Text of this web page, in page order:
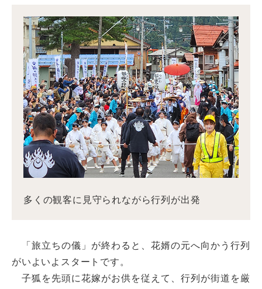
多くの観客に見守られながら行列が出発
「旅立ちの儀」が終わると、花婿の元へ向かう行列
がいよいよスタートです。
子狐を先頭に花嫁がお供を従えて、行列が街道を厳